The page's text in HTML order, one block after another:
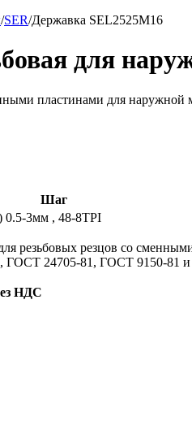
/SER/Державка SEL2525M16
для
пластинами для
Шаг
0.5-3мм , 48-8TPI
резьбовых резцов со
24705-81, ГОСТ 9150-81 и
НДС